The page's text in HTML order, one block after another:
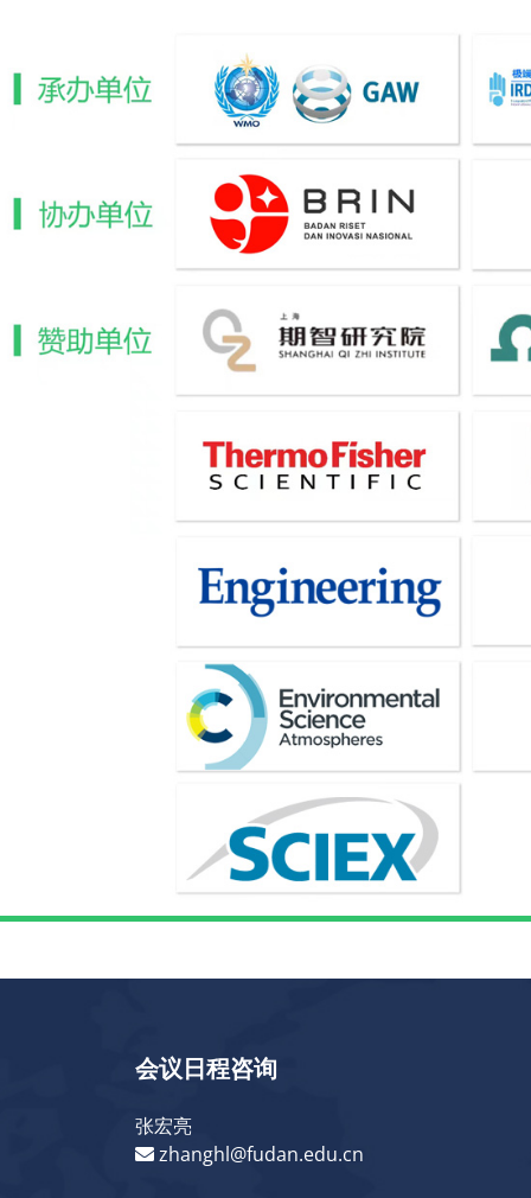
会议日程咨询
张宏亮
zhanghl@fudan.edu.cn